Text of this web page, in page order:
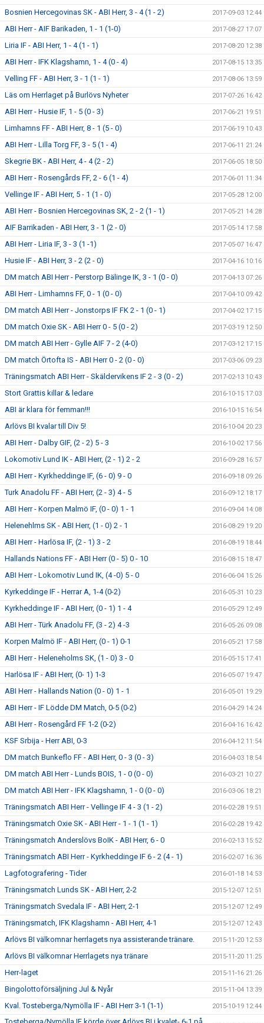
Bosnien Hercegovinas SK - ABI Herr, 3 - 4 (1 - 2) 2017-09-03 12:44
ABI Herr - AIF Barikaden, 1 - 1 (1-0) 2017-08-27 17:07
Liria IF - ABI Herr, 1 - 4 (1 - 1) 2017-08-20 12:38
ABI Herr - IFK Klagshamn, 1 - 4 (0 - 4) 2017-08-15 13:35
Velling FF - ABI Herr, 3 - 1 (1 - 1) 2017-08-06 13:59
Läs om Herrlaget på Burlövs Nyheter 2017-07-26 16:42
ABI Herr - Husie IF, 1 - 5 (0 - 3) 2017-06-21 19:51
Limhamns FF - ABI Herr, 8 - 1 (5 - 0) 2017-06-19 10:43
ABI Herr - Lilla Torg FF, 3 - 5 (1 - 4) 2017-06-11 21:24
Skegrie BK - ABI Herr, 4 - 4 (2 - 2) 2017-06-05 18:50
ABI Herr - Rosengårds FF, 2 - 6 (1 - 4) 2017-06-01 11:34
Vellinge IF - ABI Herr, 5 - 1 (1 - 0) 2017-05-28 12:00
ABI Herr - Bosnien Hercegovinas SK, 2 - 2 (1 - 1) 2017-05-21 14:28
AIF Barrikaden - ABI Herr, 3 - 1 (2 - 0) 2017-05-14 17:58
ABI Herr - Liria IF, 3 - 3 (1 -1) 2017-05-07 16:47
Husie IF - ABI Herr, 3 - 2 (2 - 0) 2017-04-16 10:16
DM match ABI Herr - Perstorp Bälinge IK, 3 - 1 (0 - 0) 2017-04-13 07:26
ABI Herr - Limhamns FF, 0 - 1 (0 - 0) 2017-04-10 09:42
DM match ABI Herr - Jonstorps IF FK 2 - 1 (0 - 1) 2017-04-02 17:15
DM match Oxie SK - ABI Herr 0 - 5 (0 - 2) 2017-03-19 12:50
DM match ABI Herr - Gylle AIF 7 - 2 (4-0) 2017-03-12 17:15
DM match Örtofta IS - ABI Herr 0 - 2 (0 - 0) 2017-03-06 09:23
Träningsmatch ABI Herr - Skäldervikens IF 2 - 3 (0 - 2) 2017-02-13 10:43
Stort Grattis killar & ledare 2016-10-15 17:03
ABI är klara för femman!!! 2016-10-15 16:54
Arlövs BI kvalar till Div 5! 2016-10-04 20:23
ABI Herr - Dalby GIF, (2 - 2) 5 - 3 2016-10-02 17:56
Lokomotiv Lund IK - ABI Herr, (2 - 1) 2 - 2 2016-09-28 16:57
ABI Herr - Kyrkheddinge IF, (6 - 0) 9 - 0 2016-09-18 09:26
Turk Anadolu FF - ABI Herr, (2 - 3) 4 - 5 2016-09-12 18:17
ABI Herr - Korpen Malmö IF, (0 - 0) 1 - 1 2016-09-04 14:08
Helenehlms SK - ABI Herr, (1 - 0) 2 - 1 2016-08-29 19:20
ABI Herr - Harlösa IF, (2 - 1) 3 - 2 2016-08-19 18:44
Hallands Nations FF - ABI Herr (0 - 5) 0 - 10 2016-08-15 18:47
ABI Herr - Lokomotiv Lund IK, (4 -0) 5 - 0 2016-06-04 15:26
Kyrkeddinge IF - Herrar A, 1-4 (0-2) 2016-05-31 10:23
Kyrkheddinge IF - ABI Herr, (0 - 1) 1 - 4 2016-05-29 12:49
ABI Herr - Türk Anadolu FF, (3 - 2) 4 -3 2016-05-26 09:08
Korpen Malmö IF - ABI Herr, (0 - 1) 0-1 2016-05-21 17:58
ABI Herr - Heleneholms SK, (1 - 0) 3 - 0 2016-05-15 17:41
Harlösa IF - ABI Herr, (0- 1) 1-3 2016-05-07 19:47
ABI Herr - Hallands Nation (0 - 0) 1 - 1 2016-05-01 19:29
ABI Herr - IF Lödde DM Match, 0-5 (0-2) 2016-04-29 14:24
ABI Herr - Rosengård FF 1-2 (0-2) 2016-04-16 16:42
KSF Srbija - Herr ABI, 0-3 2016-04-12 11:54
DM match Bunkeflo FF - ABI Herr, 0 - 3 (0 - 3) 2016-04-03 18:54
DM match ABI Herr - Lunds BOIS, 1 - 0 (0 - 0) 2016-03-21 10:27
DM match ABI Herr - IFK Klagshamn, 1 - 0 (0 - 0) 2016-03-06 18:21
Träningsmatch ABI Herr - Vellinge IF 4 - 3 (1 - 2) 2016-02-28 19:51
Träningsmatch Oxie SK - ABI Herr - 1 - 1 (1 - 1) 2016-02-28 19:42
Träningsmatch Anderslövs BoIK - ABI Herr, 6 - 0 2016-02-13 15:52
Träningsmatch ABI Herr - Kyrkheddinge IF 6 - 2 (4 - 1) 2016-02-07 16:36
Lagfotografering - Tider 2016-01-18 14:53
Träningsmatch Lunds SK - ABI Herr, 2-2 2015-12-07 12:51
Träningsmatch Svedala IF - ABI Herr, 2-1 2015-12-07 12:49
Träningsmatch, IFK Klagshamn - ABI Herr, 4-1 2015-12-07 12:43
Arlövs BI välkomnar herrlagets nya assisterande tränare. 2015-11-20 12:53
Arlövs BI välkomnar Herrlagets nya tränare 2015-11-20 11:25
Herr-laget 2015-11-16 21:26
Bingolottoförsäljning Jul & Nyår 2015-11-04 13:39
Kval. Tosteberga/Nymölla IF - ABI Herr 3-1 (1-1) 2015-10-19 12:44